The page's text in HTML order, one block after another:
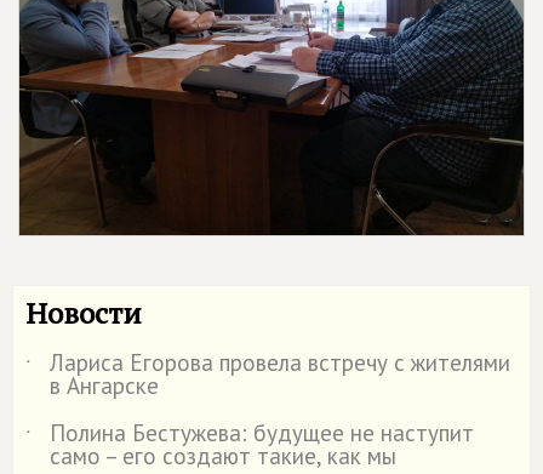
Новости
˙ Лариса Егорова провела встречу с жителями
в Ангарске
˙
Полина Бестужева: будущее не наступит
само – его создают такие, как мы